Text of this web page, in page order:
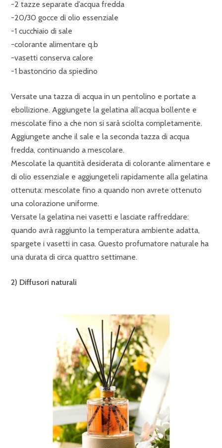
-2 tazze separate d’acqua fredda
-20/30 gocce di olio essenziale
-1 cucchiaio di sale
-colorante alimentare q.b
-vasetti conserva calore
-1 bastoncino da spiedino
Versate una tazza di acqua in un pentolino e portate a
ebollizione. Aggiungete la gelatina all’acqua bollente e
mescolate fino a che non si sarà sciolta completamente.
Aggiungete anche il sale e la seconda tazza di acqua
fredda, continuando a mescolare.
Mescolate la quantità desiderata di colorante alimentare e
di olio essenziale e aggiungeteli rapidamente alla gelatina
ottenuta: mescolate fino a quando non avrete ottenuto
una colorazione uniforme.
Versate la gelatina nei vasetti e lasciate raffreddare:
quando avrà raggiunto la temperatura ambiente adatta,
spargete i vasetti in casa. Questo profumatore naturale ha
una durata di circa quattro settimane.
2) Diffusori naturali